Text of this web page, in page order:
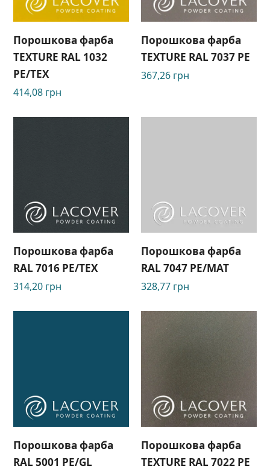
Порошкова фарба
TEXTURE RAL 1032
PE/TEX
414,08 грн
Порошкова фарба
TEXTURE RAL 7037 РЕ
367,26 грн
Порошкова фарба
RAL 7016 PE/TEX
314,20 грн
Порошкова фарба
RAL 7047 PE/MAT
328,77 грн
Порошкова фарба
RAL 5001 PE/GL
Порошкова фарба
TEXTURE RAL 7022 РЕ